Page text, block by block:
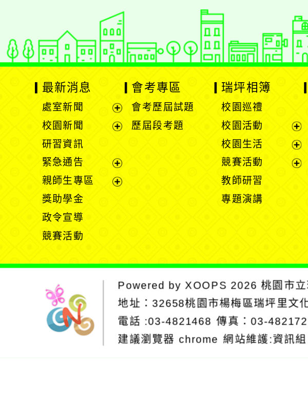
網站設計：Neil網站設計工坊
Xoops網站設計者：
最新消息
處室新聞
展
開
單
校園新聞
選
單
研習資訊
緊急通告
展
親師生專區
獎助學金
政令宣導
競賽活動
會考專區
會考歷屆試題
歷屆段考題
瑞坪相簿
校園巡禮
校園活動
展
選
校園生活
展
競賽活動
教師研習
專題演講
Powered by XOOPS 2026 桃園市
地址： 32658桃園市楊梅區瑞坪里文
電話 :03-4821468 傳真：03-
建議瀏覽器 chrome 網站維護:資訊組